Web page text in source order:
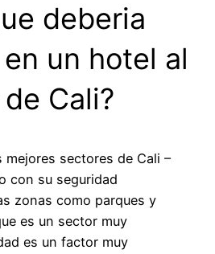
deberia
un hotel al
Cali?
mejores sectores de Cali –
con su seguridad
zonas como parques y
es un sector muy
es un factor muy